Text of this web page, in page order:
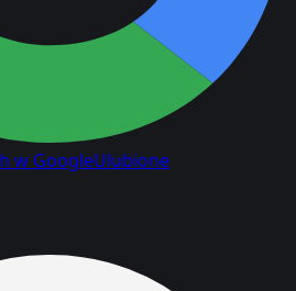
w GoogleUlubione